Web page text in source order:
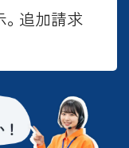
追加請求